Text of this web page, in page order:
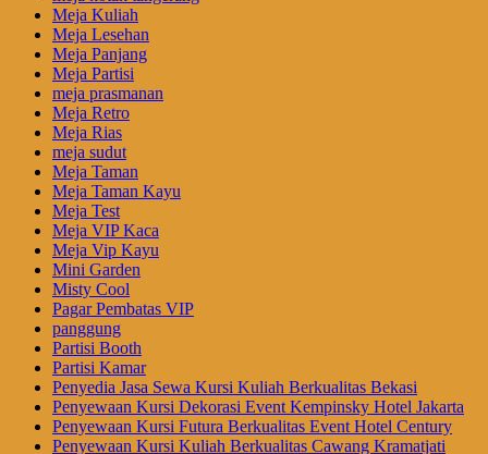
Meja Kuliah
Meja Lesehan
Meja Panjang
Meja Partisi
meja prasmanan
Meja Retro
Meja Rias
meja sudut
Meja Taman
Meja Taman Kayu
Meja Test
Meja VIP Kaca
Meja Vip Kayu
Mini Garden
Misty Cool
Pagar Pembatas VIP
panggung
Partisi Booth
Partisi Kamar
Penyedia Jasa Sewa Kursi Kuliah Berkualitas Bekasi
Penyewaan Kursi Dekorasi Event Kempinsky Hotel Jakarta
Penyewaan Kursi Futura Berkualitas Event Hotel Century
Penyewaan Kursi Kuliah Berkualitas Cawang Kramatjati